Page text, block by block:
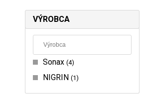
VÝROBCA
Sonax 4
NIGRIN 1